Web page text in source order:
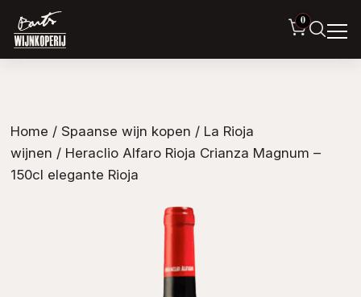
0
Home / Spaanse wijn kopen / La Rioja
wijnen / Heraclio Alfaro Rioja Crianza Magnum –
150cl elegante Rioja